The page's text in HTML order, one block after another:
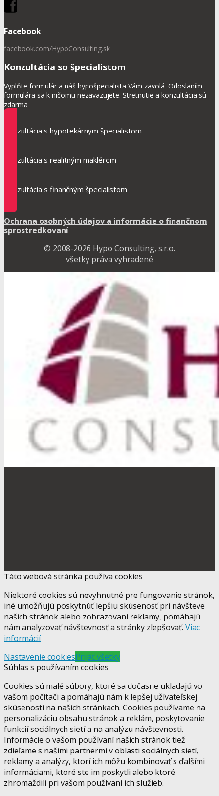
Facebook
facebook.com/HypoConsulting.sk
Konzultácia so špecialistom
Vyplňte formulár a náš hypošpecialista Vám zavolá. Odoslaním
formulára sa k ničomu nezaväzujete. Stretnutie a konzultácia sú
zdarma
Konzultácia s hypotekárnym špecialistom
Konzultácia s realitným maklérom
Konzultácia s finančným špecialistom
Ochrana osobných údajov a informácie o finančnom
sprostredkovaní
© 2008-2026 Hypo Consulting, s.r.o.
všetky práva vyhradené
Táto webová stránka používa cookies
Niektoré cookies sú nevyhnutné pre fungovanie stránok,
iné umožňujú poskytnúť lepšiu skúsenosť pri návšteve
našich stránok alebo zobrazovaní reklamy, pomáhajú
nám analyzovať návštevnosť a stránky zlepšovať. Viac
informácií
Nastavenie cookiesPrijať všetky
Súhlas s používaním cookies
Cookies sú malé súbory, ktoré sa dočasne ukladajú vo
vašom počítači a pomáhajú nám k lepšej užívateľskej
skúsenosti na našich stránkach. Cookies používame na
personalizáciu obsahu stránok a reklám, poskytovanie
funkcií sociálnych sietí a na analýzu návštevnosti.
Informácie o vašom používaní našich stránok tiež
zdieľame s našimi partnermi v oblasti sociálnych sietí,
reklamy a analýzy, ktorí ich môžu kombinovať s ďalšími
informáciami, ktoré ste im poskytli alebo ktoré
zhromaždili pri vašom používaní ich služieb.